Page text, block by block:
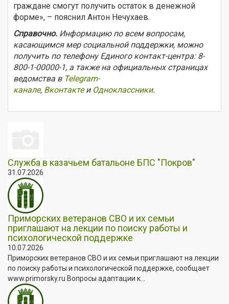
граждане смогут получить остаток в денежной
форме», – пояснил Антон Нечухаев.
Справочно. Информацию по всем вопросам,
касающимся мер социальной поддержки, можно
получить по телефону Единого контакт-центра: 8-
800-1-00000-1, а также на официальных страницах
ведомства в Telegram-
канале, Вконтактеи Одноклассники.
Служба в казачьем батальоне БПС "Покров"
31.07.2026
Приморских ветеранов СВО и их семьи
приглашают на лекции по поиску работы и
психологической поддержке
10.07.2026
Приморских ветеранов СВО и их семьи приглашают на лекции
по поиску работы и психологической поддержке, сообщает
www.primorsky.ru Вопросы адаптации к...